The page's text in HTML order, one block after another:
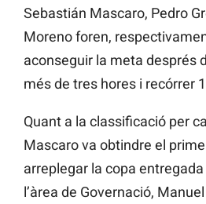
Sebastián Mascaro, Pedro
Moreno foren,
aconseguir la meta després
més de tres hores i recórrer
Quant a la classificació per
Mascaro va obtindre el
arreplegar la copa
l’àrea de Governació,